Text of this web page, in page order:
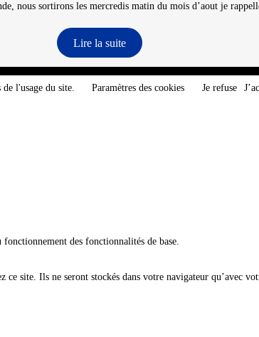
nous sortirons les mercredis matin du mois d’aout je
Lire la suite
l'usage du site. Paramètres des cookies Je refuse
des fonctionnalités de base.
site. Ils ne seront stockés dans votre navigateur qu’avec